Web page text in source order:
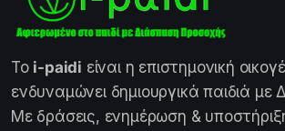
Το i-paidi είναι η επιστημονική
ενδυναμώνει δημιουργικά παιδιά με
Με δράσεις, ενημέρωση &